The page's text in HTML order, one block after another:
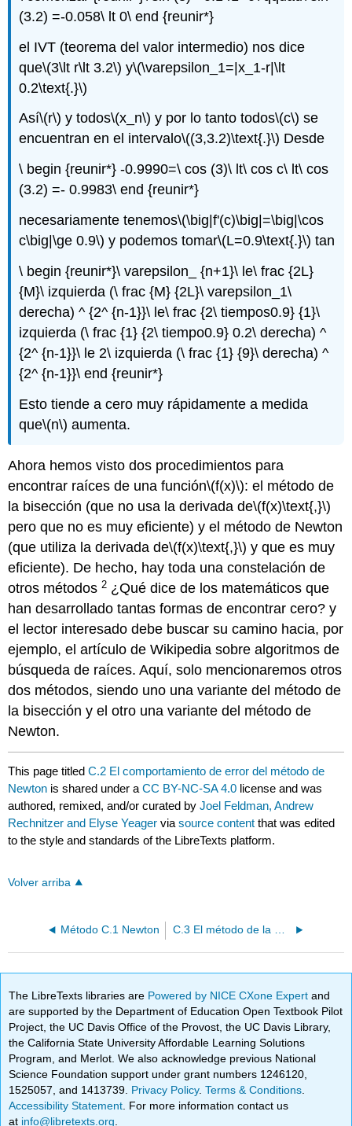
(3.2) =-0.058\ lt 0\ end {reunir*}
el IVT (teorema del valor intermedio) nos dice
que\(3\lt r\lt 3.2\) y\(\varepsilon_1=|x_1-r|\lt
0.2\text{.}\)
Así\(r\) y todos\(x_n\) y por lo tanto todos\(c\) se
encuentran en el intervalo\((3,3.2)\text{.}\) Desde
\ begin {reunir*} -0.9990=\ cos (3)\ lt\ cos c\ lt\ cos
(3.2) =- 0.9983\ end {reunir*}
necesariamente tenemos\(\big|f'(c)\big|=\big|\cos
c\big|\ge 0.9\) y podemos tomar\(L=0.9\text{.}\) tan
\ begin {reunir*}\ varepsilon_ {n+1}\ le\ frac {2L}
{M}\ izquierda (\ frac {M} {2L}\ varepsilon_1\
derecha) ^ {2^ {n-1}}\ le\ frac {2\ tiempos0.9} {1}\
izquierda (\ frac {1} {2\ tiempo0.9} 0.2\ derecha) ^
{2^ {n-1}}\ le 2\ izquierda (\ frac {1} {9}\ derecha) ^
{2^ {n-1}}\ end {reunir*}
Esto tiende a cero muy rápidamente a medida
que\(n\) aumenta.
Ahora hemos visto dos procedimientos para
encontrar raíces de una función\(f(x)\): el método de
la bisección (que no usa la derivada de\(f(x)\text{,}\)
pero que no es muy eficiente) y el método de Newton
(que utiliza la derivada de\(f(x)\text{,}\) y que es muy
eficiente). De hecho, hay toda una constelación de
otros métodos2 ¿Qué dice de los matemáticos que
han desarrollado tantas formas de encontrar cero?y
el lector interesado debe buscar su camino hacia, por
ejemplo, el artículo de Wikipedia sobre algoritmos de
búsqueda de raíces. Aquí, solo mencionaremos otros
dos métodos, siendo uno una variante del método de
la bisección y el otro una variante del método de
Newton.
This page titledC.2 El comportamiento de error del método de
Newton is shared under aCC BY-NC-SA 4.0 license and was
authored, remixed, and/or curated byJoel Feldman, Andrew
Rechnitzer and Elyse Yeager viasource content that was edited
to the style and standards of the LibreTexts platform.
Volver arriba
Método C.1 Newton
The LibreTexts libraries are Powered by NICE CXone Expertand
are supported by the Department of Education Open Textbook Pilot
Project, the UC Davis Office of the Provost, the UC Davis Library,
the California State University Affordable Learning Solutions
Program, and Merlot. We also acknowledge previous National
Science Foundation support under grant numbers 1246120,
1525057, and 1413739. Privacy Policy.Terms & Conditions
Accessibility Statement . For more information contact us
at info@libretexts.org